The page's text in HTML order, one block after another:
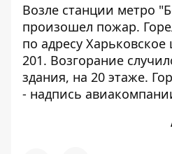
Возле станции метро
произошел пожар.
по адресу Харьковское
201. Возгорание
здания, на 20 этаже.
- надпись